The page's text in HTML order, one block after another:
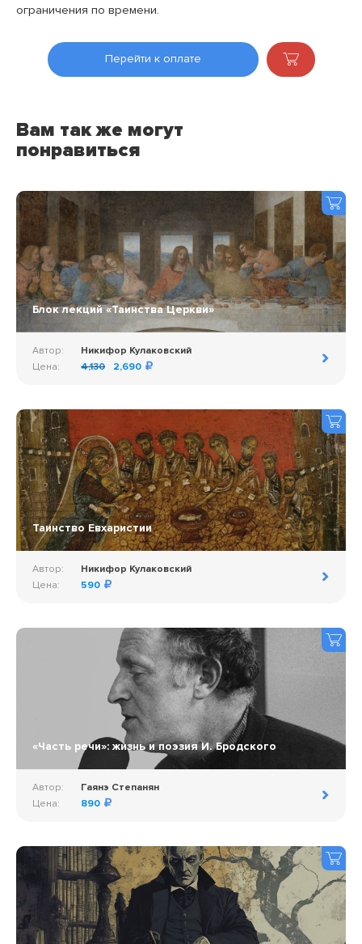
ограничения по времени.
Перейти к оплате
Вам так же могут
понравиться
Блок лекций «Таинства Церкви»
Автор:
Никифор Кулаковский
Цена:
4,130 2,690
Таинство Евхаристии
Автор:
Никифор Кулаковский
Цена:
590
«Часть речи»: жизнь и поэзия И. Бродского
Автор:
Гаянэ Степанян
Цена:
890